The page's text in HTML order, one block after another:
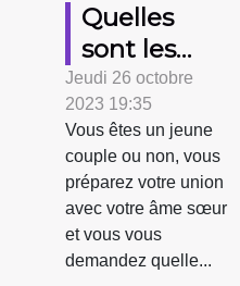
Quelles
sont les
tenues
appropriées
pour un
mariage ?
Jeudi 26 octobre
2023 19:35
Vous êtes un jeune
couple ou non, vous
préparez votre union
avec votre âme sœur
et vous vous
demandez quelle...